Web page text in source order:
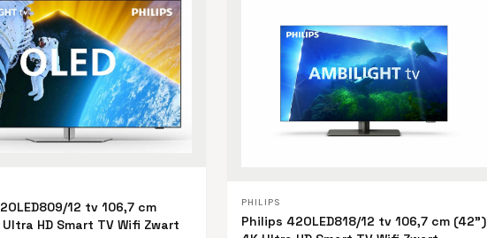
12 tv 106,7 cm
HD Smart TV Wifi Zwart
PHILIPS
Philips 42OLED818/12 tv 106,7 cm (42")